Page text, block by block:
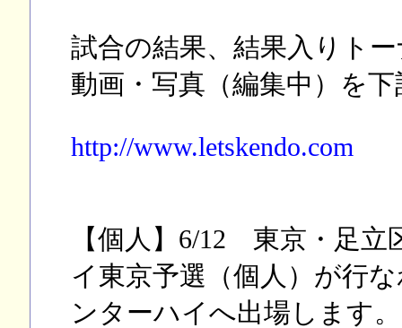
試合の結果、結果入りト
動画・写真（編集中）を
http://www.letskendo.com
【個人】6/12 東京・足
イ東京予選（個人）が行
ンターハイへ出場します。